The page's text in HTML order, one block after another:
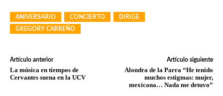
ANIVERSARIO CONCIERTO
DIRIGE
GREGORY CARREÑO
Artículo anterior
La música en tiempos de
Cervantes suena en la UCV
Artículo siguiente
Alondra de la Parra “He tenido
muchos estigmas: mujer,
mexicana… Nada me detuvo”